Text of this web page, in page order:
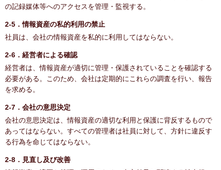
の記録媒体等へのアクセスを管理・監視する。
2-5．情報資産の私的利用の禁止
社員は、会社の情報資産を私的に利用してはならない。
2-6．経営者による確認
経営者は、情報資産が適切に管理・保護されていることを確認する
必要がある。このため、会社は定期的にこれらの調査を行い、報告
を求める。
2-7．会社の意思決定
会社の意思決定は、情報資産の適切な利用と保護に背反するもので
あってはならない。すべての管理者は社員に対して、方針に違反す
る行為を命じてはならない。
2-8．見直し及び改善